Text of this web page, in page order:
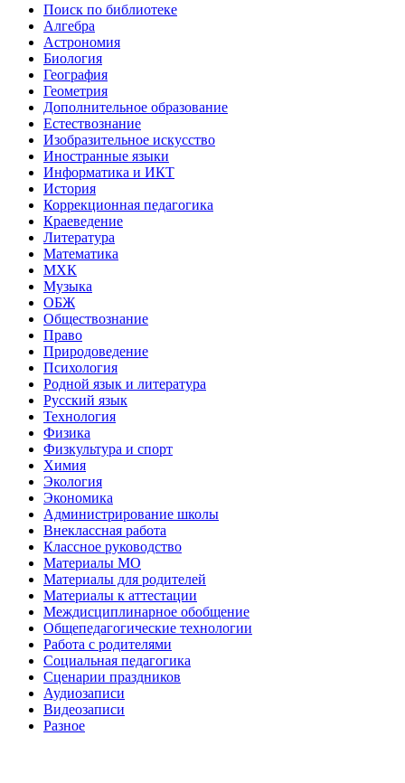
Поиск по библиотеке
Алгебра
Астрономия
Биология
География
Геометрия
Дополнительное образование
Естествознание
Изобразительное искусство
Иностранные языки
Информатика и ИКТ
История
Коррекционная педагогика
Краеведение
Литература
Математика
МХК
Музыка
ОБЖ
Обществознание
Право
Природоведение
Психология
Родной язык и литература
Русский язык
Технология
Физика
Физкультура и спорт
Химия
Экология
Экономика
Администрирование школы
Внеклассная работа
Классное руководство
Материалы МО
Материалы для родителей
Материалы к аттестации
Междисциплинарное обобщение
Общепедагогические технологии
Работа с родителями
Социальная педагогика
Сценарии праздников
Аудиозаписи
Видеозаписи
Разное